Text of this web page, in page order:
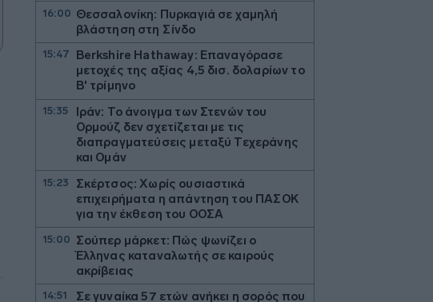
16:00 Θεσσαλονίκη: Πυρκαγιά σε χαμηλή
βλάστηση στη Σίνδο
15:47
Berkshire Hathaway: Επαναγόρασε
μετοχές της αξίας 4,5 δισ. δολαρίων το
Β' τρίμηνο
15:35
Ιράν: Το άνοιγμα των Στενών του
Ορμούζ δεν σχετίζεται με τις
διαπραγματεύσεις μεταξύ Τεχεράνης
και Ομάν
15:23
Σκέρτσος: Χωρίς ουσιαστικά
επιχειρήματα η απάντηση του ΠΑΣΟΚ
για την έκθεση του ΟΟΣΑ
15:00 Σούπερ μάρκετ: Πώς ψωνίζει ο
Έλληνας καταναλωτής σε καιρούς
ακρίβειας
14:51
Σε γυναίκα 57 ετών ανήκει η σορός που